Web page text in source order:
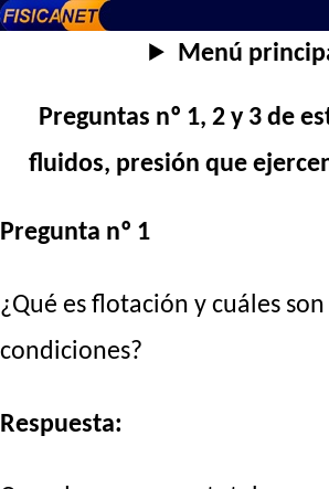
Menú
Preguntas nº 1, 2 y 3 de
fluidos, presión que
Pregunta nº 1
¿Qué es flotación y cuáles son
condiciones?
Respuesta: